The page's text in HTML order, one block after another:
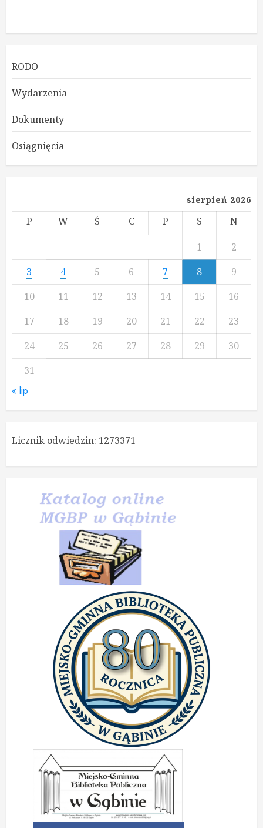
RODO
Wydarzenia
Dokumenty
Osiągnięcia
sierpień 2026
P W Ś C P S
N
1
2
3
4 5 6 7 8
9
10
11 12 13 14 15
16
17
18 19 20 21 22
23
24
25 26 27 28 29
30
31
« lip
Licznik odwiedzin: 1273371